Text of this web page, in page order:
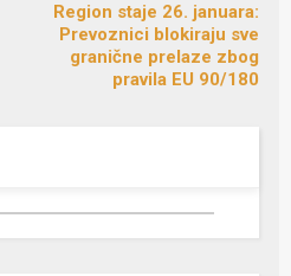
Region staje 26. januara:
Prevoznici blokiraju sve
granične prelaze zbog
pravila EU 90/180